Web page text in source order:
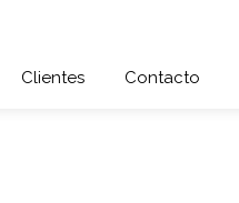
Clientes Contacto